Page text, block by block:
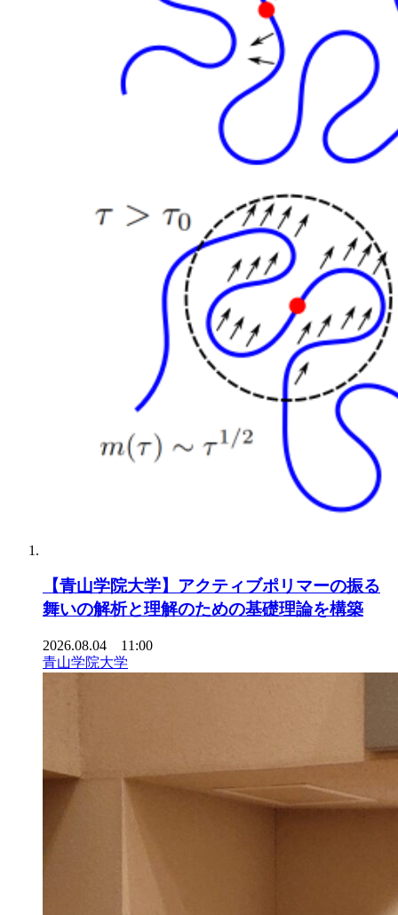
【青山学院大学】アクティブポリマーの振る
舞いの解析と理解のための基礎理論を構築
2026.08.04 11:00
青山学院大学